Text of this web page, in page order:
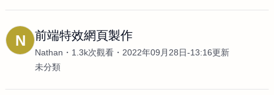
N 前端特效網頁製作
Nathan 1.3k次觀看
2022年09月28日-13:16更新
未分類